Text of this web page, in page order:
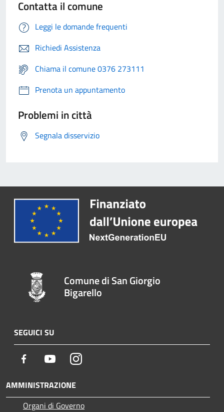
Contatta il comune
Leggi le domande frequenti
Richiedi Assistenza
Chiama il comune 0376 273111
Prenota un appuntamento
Problemi in città
Segnala disservizio
Comune di San Giorgio
Bigarello
SEGUICI SU
Facebook YoutubeInstagram
AMMINISTRAZIONE
Organi di Governo